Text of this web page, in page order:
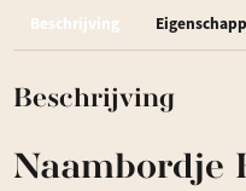
Beschrijving
Beschrijving
Naambordje